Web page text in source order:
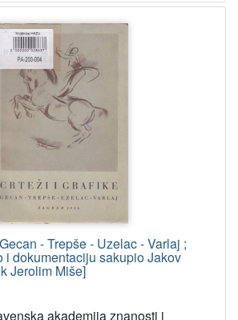
- Trepše - Uzelac - Varlaj ;
i dokumentaciju sakupio Jakov
Jerolim Miše]
akademija znanosti i